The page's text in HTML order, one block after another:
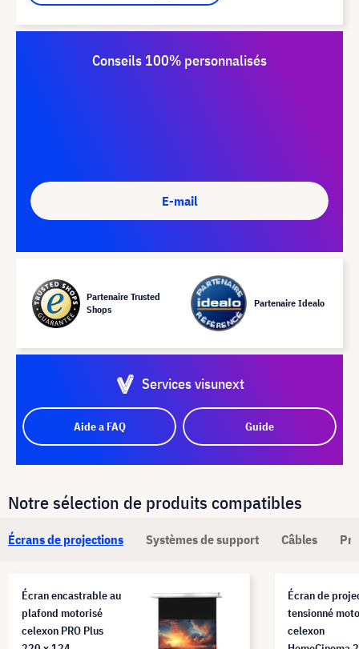
Conseils 100% personnalisés
E-mail
Partenaire Trusted
Shops
Partenaire Idealo
Services visunext
Aide a FAQ Guide
Notre sélection de produits compatibles
Écrans de projections Systèmes de support Câbles
Écran encastrable au
plafond motorisé
celexon PRO Plus
Écran de
tensionné
celexon